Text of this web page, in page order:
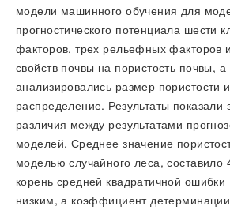
модели машинного обучения для
прогностического потенциала шести
факторов, трех рельефных факторов
свойств почвы на пористость почвы, а
анализировались размер пористости
распределение. Результаты показали
различия между результатами
моделей. Среднее значение
моделью случайного леса, составило
корень средней квадратичной
низким, а коэффициент